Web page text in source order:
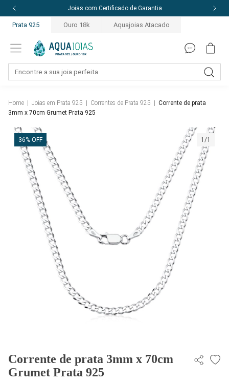
Joias com Certificado de Garantia
Prata 925 Ouro 18k Aquajoias Atacado
Home Joias em Prata 925 Correntes de Prata 925
Corrente de prata
3mm x 70cm Grumet Prata 925
36% OFF 1/1
Corrente de prata 3mm x 70cm
Grumet Prata 925